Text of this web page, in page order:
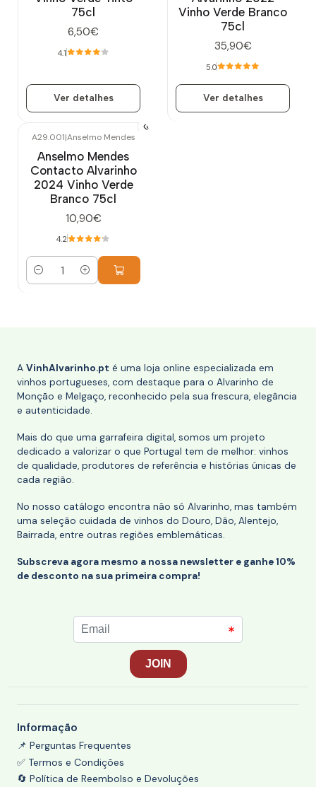
75cl
6,50€
4.1
Ver detalhes
Vinho Verde Branco
75cl
35,90€
5.0
Ver detalhes
A29.001|Anselmo Mendes
Anselmo Mendes
Contacto Alvarinho
2024 Vinho Verde
Branco 75cl
10,90€
4.2
Quantidade
A VinhAlvarinho.pt é uma loja online especializada em
vinhos portugueses, com destaque para o Alvarinho de
Monção e Melgaço, reconhecido pela sua frescura, elegância
e autenticidade.
Mais do que uma garrafeira digital, somos um projeto
dedicado a valorizar o que Portugal tem de melhor: vinhos
de qualidade, produtores de referência e histórias únicas de
cada região.
No nosso catálogo encontra não só Alvarinho, mas também
uma seleção cuidada de vinhos do Douro, Dão, Alentejo,
Bairrada, entre outras regiões emblemáticas.
Subscreva agora mesmo a nossa newsletter e ganhe 10%
de desconto na sua primeira compra!
Informação
📌 Perguntas Frequentes
✅ Termos e Condições
🔄 Política de Reembolso e Devoluções